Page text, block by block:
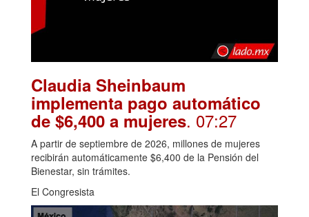
Claudia Sheinbaum
implementa pago automático
de $6,400 a mujeres. 07:27
A partir de septiembre de 2026, millones de mujeres
recibirán automáticamente $6,400 de la Pensión del
Bienestar, sin trámites.
El Congresista